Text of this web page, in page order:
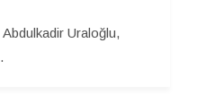
Uraloğlu,